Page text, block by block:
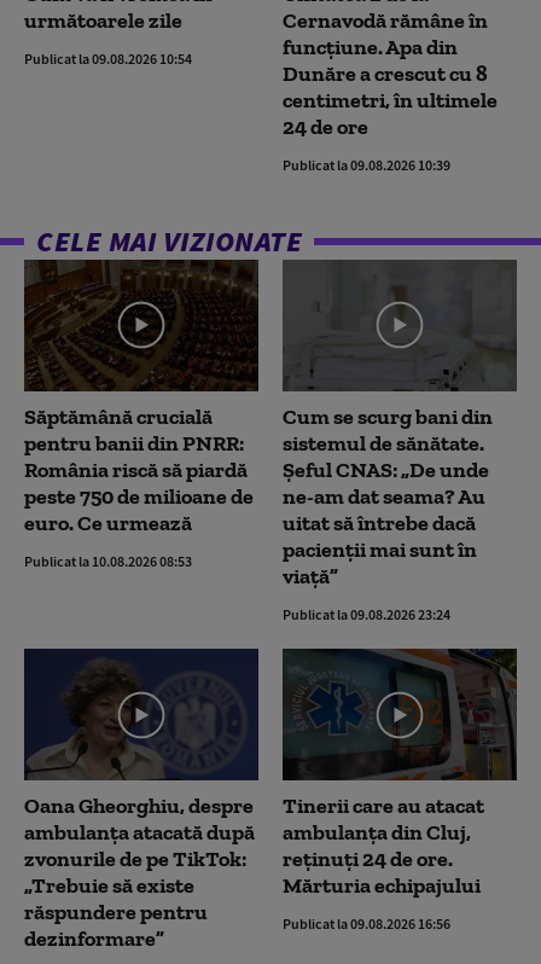
următoarele zile
Publicat la 09.08.2026 10:54
Cernavodă rămâne în
funcțiune. Apa din
Dunăre a crescut cu 8
centimetri, în ultimele
24 de ore
Publicat la 09.08.2026 10:39
CELE MAI VIZIONATE
Săptămână crucială
pentru banii din PNRR:
România riscă să piardă
peste 750 de milioane de
euro. Ce urmează
Publicat la 10.08.2026 08:53
Cum se scurg bani din
sistemul de sănătate.
Șeful CNAS: „De unde
ne-am dat seama? Au
uitat să întrebe dacă
pacienții mai sunt în
viață”
Publicat la 09.08.2026 23:24
Oana Gheorghiu, despre
ambulanța atacată după
zvonurile de pe TikTok:
„Trebuie să existe
răspundere pentru
dezinformare”
Tinerii care au atacat
ambulanța din Cluj,
reținuți 24 de ore.
Mărturia echipajului
Publicat la 09.08.2026 16:56